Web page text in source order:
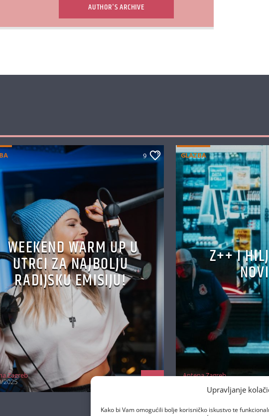
Upravljanje
Kako bi Vam omogućili bolje korisničko iskustvo te
AUTHOR'S ARCHIVE
9
WEEKEND WARM UP U
UTRCI ZA NAJBOLJU
RADIJSKU EMISIJU!
Zagreb
2025
GLAZBA
Z++ I
Antena Zagreb